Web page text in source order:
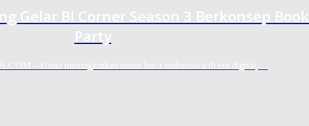
Gelar BI Corner Season 3 Berkonsep Book
Party
– Guna meningkatkan minat baca mahasiswa di era digital,…